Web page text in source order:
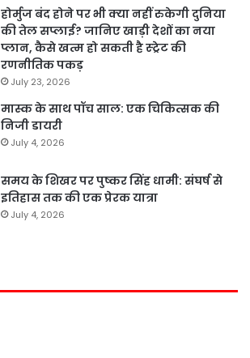
होर्मुज बंद होने पर भी क्या नहीं रुकेगी दुनिया
की तेल सप्लाई? जानिए खाड़ी देशों का नया
प्लान, कैसे खत्म हो सकती है स्ट्रेट की
रणनीतिक पकड़
July 23, 2026
मास्क के साथ पॉच साल: एक चिकित्सक की
निजी डायरी
July 4, 2026
समय के शिखर पर पुष्कर सिंह धामी: संघर्ष से
इतिहास तक की एक प्रेरक यात्रा
July 4, 2026